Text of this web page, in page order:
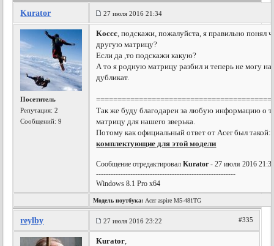
Kurator 27 июля 2016 21:34
Посетитель
Репутация:2
Сообщений: 9
Koccc, подскажи, пожалуйста, я правильно понял
другую матрицу?
Если да ,то подскажи какую?
А то я родную матрицу разбил и теперь не могу
дубликат.
Так же буду благодарен за любую информацию о
матрицу для нашего зверька.
Потому как официальный ответ от Acer был такой:
комплектующие для этой модели
Сообщение отредактировалKurator - 27 июля 2016
---------------------------------------------------------
Windows 8.1 Pro x64
Модель ноутбука: Acer aspire M5-481TG
reylby 27 июля 2016 23:22 #335
Kurator,